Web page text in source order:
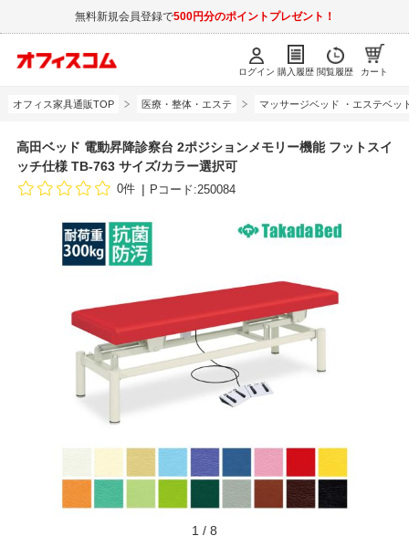
無料新規会員登録で500円分のポイントプレゼント！
ログイン 購入履歴 閲覧履歴 カート
オフィス家具通販TOP 医療・整体・エステ マッサージベッド ・エステベッ
高田ベッド 電動昇降診察台 2ポジションメモリー機能 フットスイ
ッチ仕様 TB-763 サイズ/カラー選択可
0件 Pコード:250084
1 / 8